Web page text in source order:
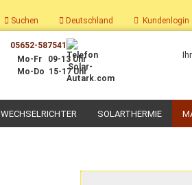
Suchen Deutschland Kundenlogin
05652-587541
Mo-Fr 09-13 Uhr
Mo-Do 15-17 Uhr
WECHSELRICHTER SOLARTHERMIE
PV-Boiler